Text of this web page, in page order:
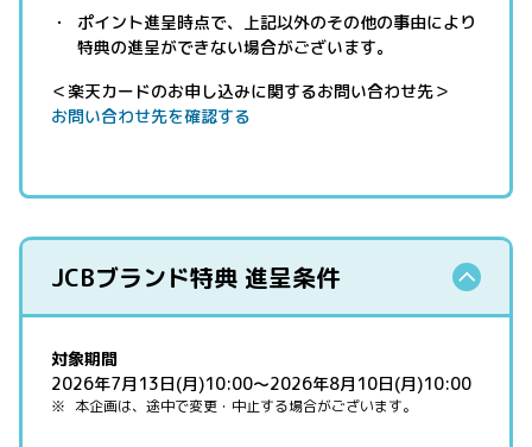
ポイント進呈時点で、上記以外のその他の事由により
特典の進呈ができない場合がございます。
＜楽天カードのお申し込みに関するお問い合わせ先＞
お問い合わせ先を確認する
JCBブランド特典 進呈条件
対象期間
2026年7月13日(月)10:00～2026年8月10日(月)10:00
本企画は、途中で変更・中止する場合がございます。